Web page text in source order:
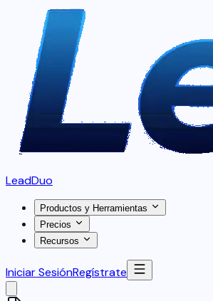
LeadDuo
Productos y Herramientas
Precios
Recursos
Iniciar SesiónRegístrate